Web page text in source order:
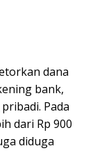
dana
bank,
Pada
dari Rp 900
diduga